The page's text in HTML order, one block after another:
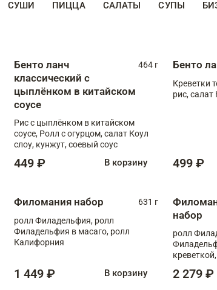
СУШИ ПИЦЦА САЛАТЫ СУПЫ
Бенто ланч
классический с
цыплёнком в китайском
соусе
464 г
Рис с цыплёнком в китайском
соусе, Ролл с огурцом, салат Коул
слоу, кунжут, соевый соус
449 ₽ В корзину
Бенто
Креветки
рис, салат
499 ₽
Филомания набор
631 г
ролл Филадельфия, ролл
Филадельфия в масаго, ролл
Калифорния
1 449 ₽ В корзину
набор
ролл
2 279 ₽